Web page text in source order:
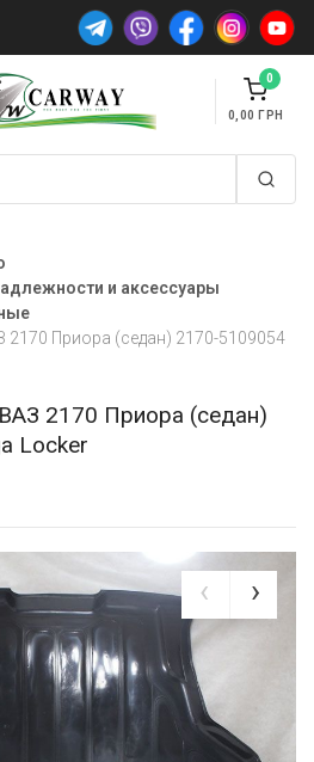
0
0,00
и аксессуары
2170 Приора (седан) 2170-5109054
2170 Приора (седан)
Locker